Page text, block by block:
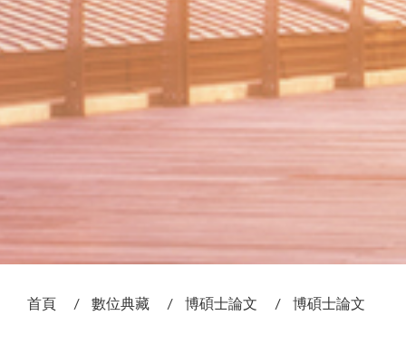
首頁 數位典藏 博碩士論文 博碩士論文